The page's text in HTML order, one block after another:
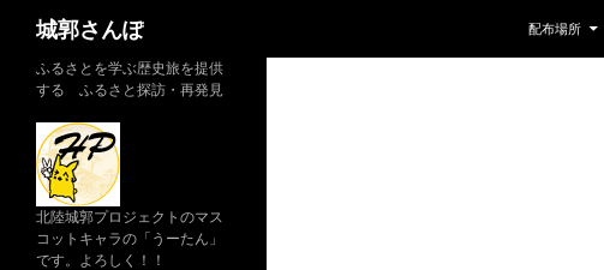
城郭さんぽ 配布場所
ふるさとを学ぶ歴史旅を提供
する ふるさと探訪・再発見
北陸城郭プロジェクトのマス
コットキャラの「うーたん」
です。よろしく！！